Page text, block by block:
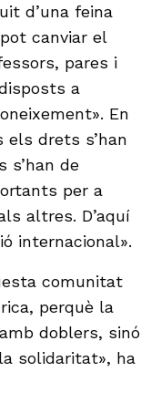
d’una feina
canviar el
pares i
a
En
drets s’han
s’han de
per a
altres. D’aquí
internacional».
comunitat
perquè la
doblers, sinó
solidaritat», ha